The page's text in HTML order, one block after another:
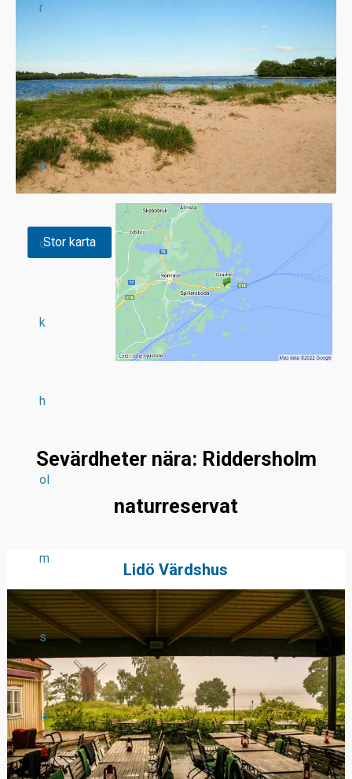
r
St
o
c
k
h
ol
m
s
lä
Stor karta
Sevärdheter nära: Riddersholm
naturreservat
Lidö Värdshus